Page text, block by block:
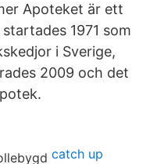
Apoteket är ett
1971 som
i Sverige,
2009 och det
catch up